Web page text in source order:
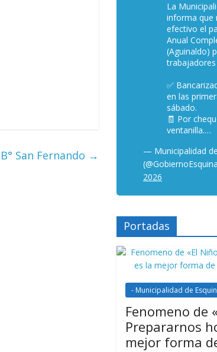
San Fernando →
La
informa que
efectivo el
Anual
(Aguinaldo)
✅
en las
sábado.
🧾 Por
ventanilla.…
— Municipalidad
2026
Portadas
- Municipalidad de
Fenomeno de
Prepararnos
mejor forma